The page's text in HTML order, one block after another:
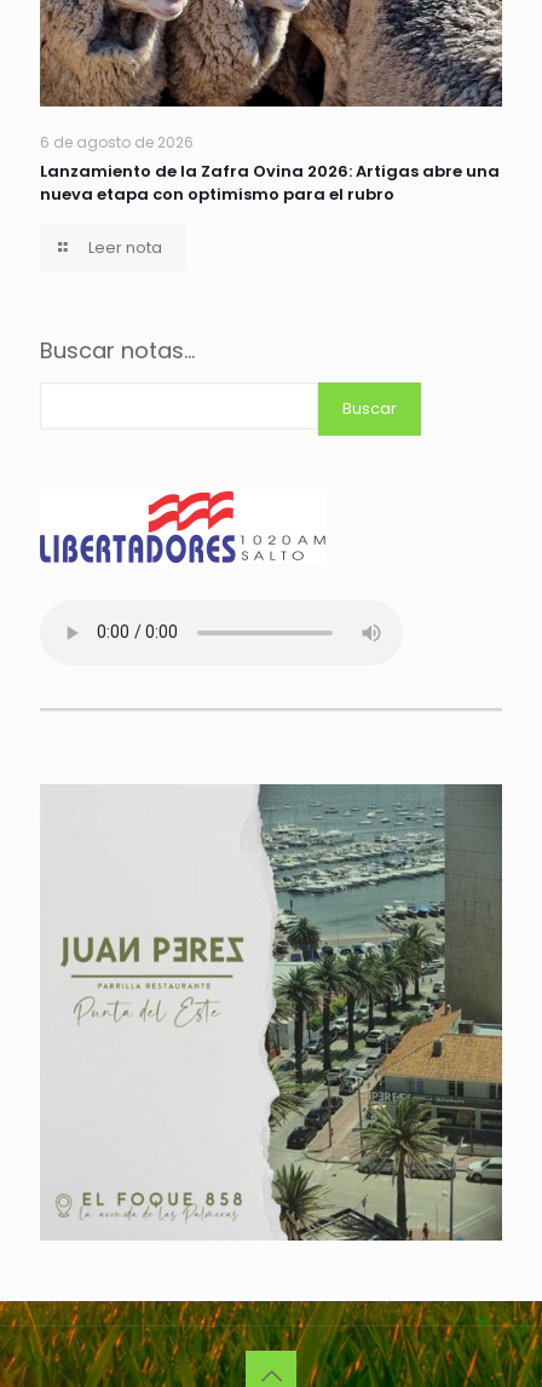
6 de agosto de 2026
Lanzamiento de la Zafra Ovina 2026: Artigas abre una
nueva etapa con optimismo para el rubro
Leer nota
Buscar notas...
Buscar